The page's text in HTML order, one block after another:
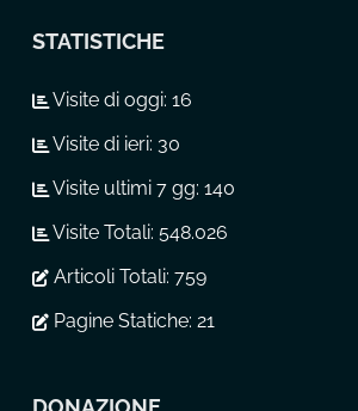
STATISTICHE
Visite di oggi: 16
Visite di ieri: 30
Visite ultimi 7 gg: 140
Visite Totali: 548.026
Articoli Totali: 759
Pagine Statiche: 21